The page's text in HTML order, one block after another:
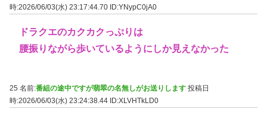
時:2026/06/03(水) 23:17:44.70 ID:YNypC0jA0
ドラクエのカクカクっぷりは
腰振りながら歩いているようにしか見えなかった
25 名前:番組の途中ですが翡翠の名無しがお送りします 投稿日
時:2026/06/03(水) 23:24:38.44 ID:XLVHTkLD0